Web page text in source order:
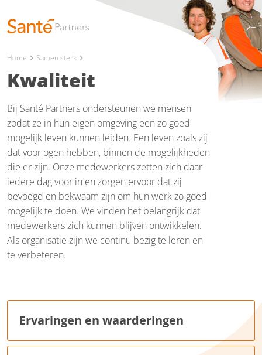
Home chevron_right Samen sterk chevron_right
Kwaliteit
Bij Santé Partners ondersteunen we mensen
zodat ze in hun eigen omgeving een zo goed
mogelijk leven kunnen leiden. Een leven zoals zij
dat voor ogen hebben, binnen de mogelijkheden
die er zijn. Onze medewerkers zetten zich daar
iedere dag voor in en zorgen ervoor dat zij
bevoegd en bekwaam zijn om hun werk zo goed
mogelijk te doen. We vinden het belangrijk dat
medewerkers zich kunnen blijven ontwikkelen.
Als organisatie zijn we continu bezig te leren en
te verbeteren.
Ervaringen en waarderingen